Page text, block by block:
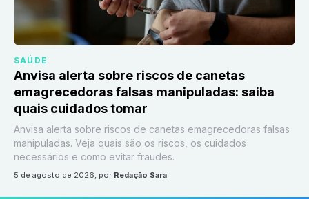
SAÚDE
Anvisa alerta sobre riscos de canetas
emagrecedoras falsas manipuladas: saiba
quais cuidados tomar
Anvisa alerta sobre riscos de canetas emagrecedoras falsas
manipuladas. Veja quais são os riscos, os cuidados
necessários e como evitar fraudes.
5 de agosto de 2026, por Redação Sara